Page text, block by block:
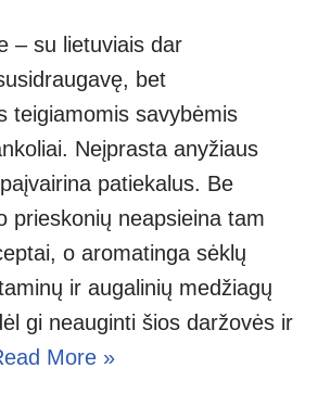
– su lietuviais dar
bet
teigiamomis savybėmis
Neįprasta anyžiaus
patiekalus. Be
prieskonių neapsieina tam
o aromatinga sėklų
ir augalinių medžiagų
gi neauginti šios daržovės ir
More »